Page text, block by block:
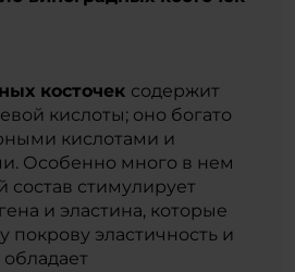
косточек содержит
кислоты; оно богато
кислотами и
Особенно много в нем
состав стимулирует
и эластина, которые
эластичность и